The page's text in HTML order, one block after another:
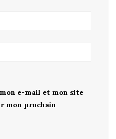
e-mail et mon site
mon prochain